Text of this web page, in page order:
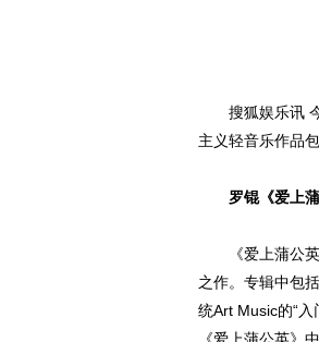
搜狐娱乐讯 今
主义轻音乐作品
罗锟《爱上
《爱上蒲公英
之作。专辑中包
统Art Music的“入